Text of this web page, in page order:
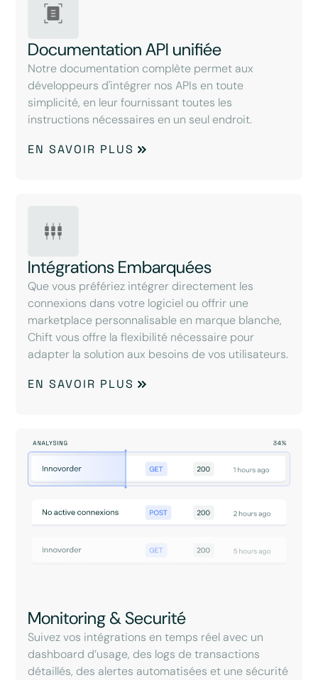
Documentation API unifiée
Notre documentation complète permet aux
développeurs d'intégrer nos APIs en toute
simplicité, en leur fournissant toutes les
instructions nécessaires en un seul endroit.
EN SAVOIR PLUS
Intégrations Embarquées
Que vous préfériez intégrer directement les
connexions dans votre logiciel ou offrir une
marketplace personnalisable en marque blanche,
Chift vous offre la flexibilité nécessaire pour
adapter la solution aux besoins de vos utilisateurs.
EN SAVOIR PLUS
Monitoring & Securité
Suivez vos intégrations en temps réel avec un
dashboard d’usage, des logs de transactions
détaillés, des alertes automatisées et une sécurité